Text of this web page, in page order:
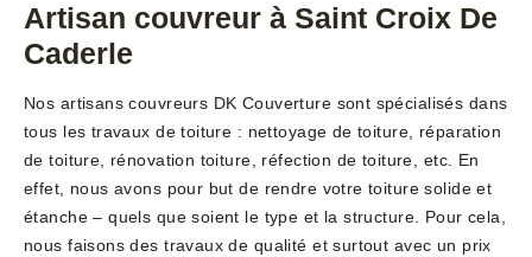
Artisan couvreur à Saint Croix De
Caderle
Nos artisans couvreurs DK Couverture sont spécialisés dans
tous les travaux de toiture : nettoyage de toiture, réparation
de toiture, rénovation toiture, réfection de toiture, etc. En
effet, nous avons pour but de rendre votre toiture solide et
étanche – quels que soient le type et la structure. Pour cela,
nous faisons des travaux de qualité et surtout avec un prix